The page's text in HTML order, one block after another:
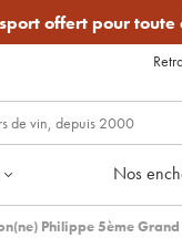
offert pour toute
Nos
Philippe 5ème